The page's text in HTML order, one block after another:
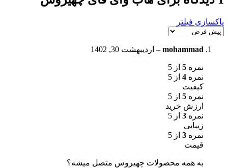
پاکسازی فیلتر
mohammad
– اردیبهشت 30, 1402
نمره 5 از 5
نمره 4 از 5
کیفیت
نمره 5 از 5
ارزش خرید
نمره 3 از 5
زیبایی
نمره 3 از 5
قیمت
به همه محصولات چهیروس متصل میشه؟